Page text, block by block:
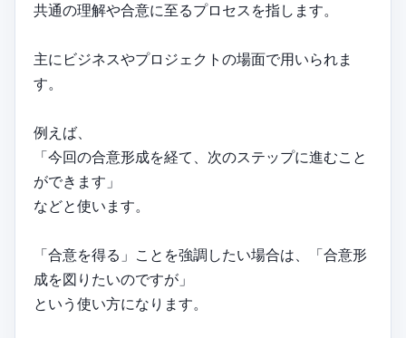
共通の理解や合意に至るプロセスを指します。
主にビジネスやプロジェクトの場面で用いられま
す。
例えば、
「今回の合意形成を経て、次のステップに進むこと
ができます」
などと使います。
「合意を得る」ことを強調したい場合は、「合意形
成を図りたいのですが」
という使い方になります。